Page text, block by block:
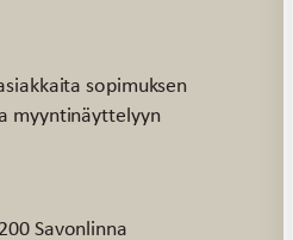
sopimuksen
myyntinäyttelyyn
Savonlinna